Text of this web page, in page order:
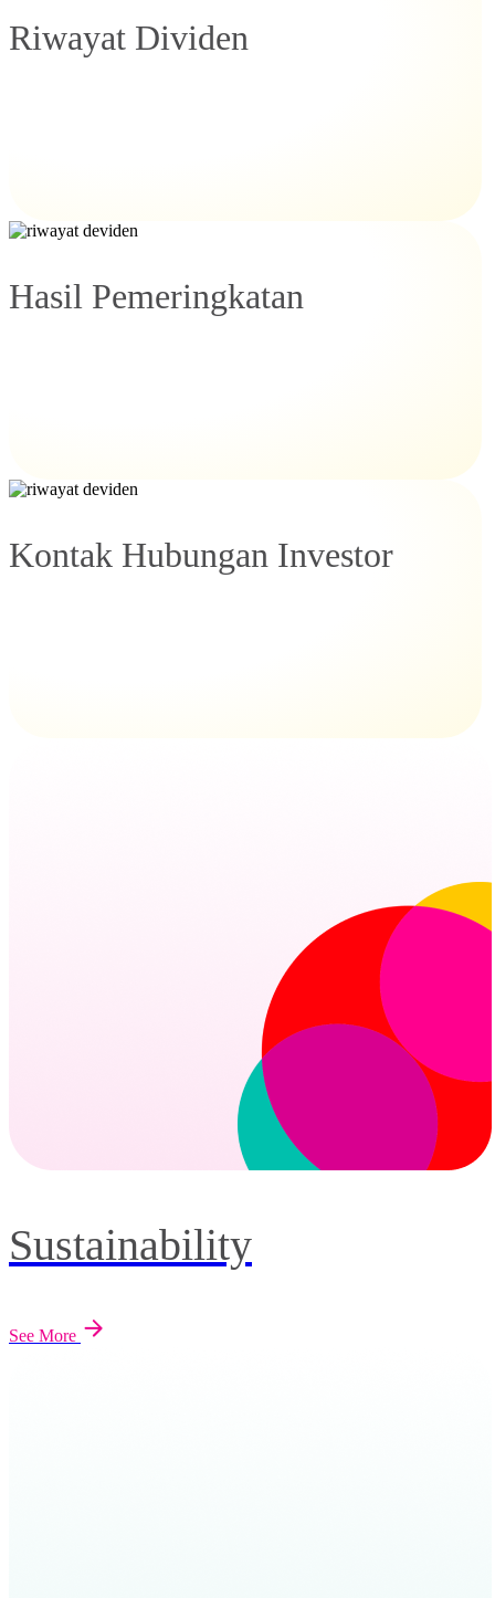
Riwayat Dividen
Hasil Pemeringkatan
Kontak Hubungan Investor
Sustainability
See More